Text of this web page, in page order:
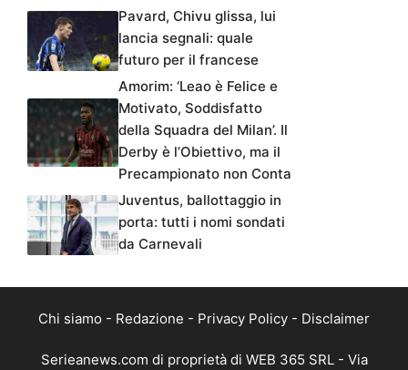
Pavard, Chivu glissa, lui
lancia segnali: quale
futuro per il francese
Amorim: ‘Leao è Felice e
Motivato, Soddisfatto
della Squadra del Milan’. Il
Derby è l’Obiettivo, ma il
Precampionato non Conta
Juventus, ballottaggio in
porta: tutti i nomi sondati
da Carnevali
Chi siamo - Redazione - Privacy Policy - Disclaimer
Serieanews.com di proprietà di WEB 365 SRL - Via